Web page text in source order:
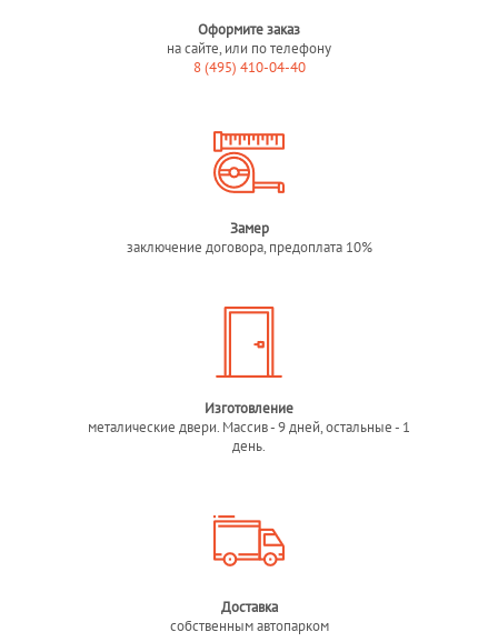
Оформите заказ
на сайте, или по телефону
8 (495) 410-04-40
Замер
заключение договора, предоплата 10%
Изготовление
металические двери. Массив - 9 дней, остальные - 1
день.
Доставка
собственным автопарком